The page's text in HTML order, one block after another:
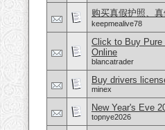
购买真假护照、
keepmealive78
Click to Buy Pure
Online
blancatrader
Buy drivers
minex
New Year's Eve
topnye2026